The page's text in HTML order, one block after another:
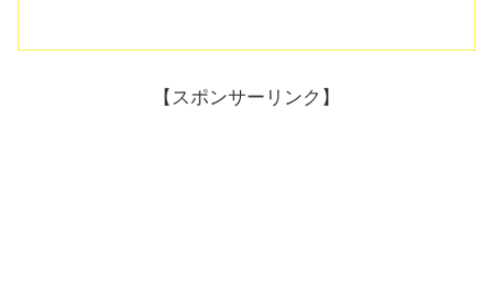
【スポンサーリンク】